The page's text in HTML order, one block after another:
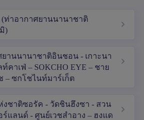
(ท่าอากาศยานนานาชาติ
)
านนานาชาติอินชอน - เกาะนา
ท์คาเฟ่ – SOKCHO EYE – ชาย
– ซกโชไนท์มาร์เก็ต
งชาติซอรัค - วัดชินฮึงซา - สวน
ร์แลนด์ - ศูนย์เวชสำอาง – ฮงแด